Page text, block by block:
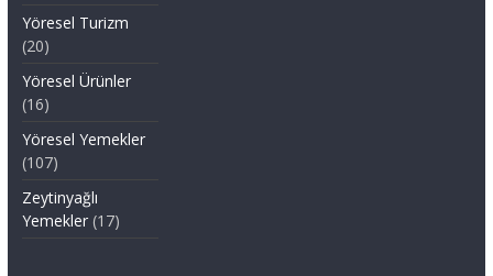
Yöresel Turizm
(20)
Yöresel Ürünler
(16)
Yöresel Yemekler
(107)
Zeytinyağlı
Yemekler(17)